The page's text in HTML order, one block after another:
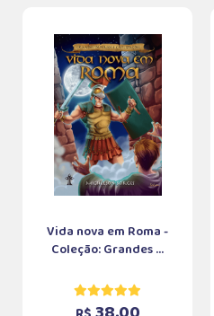
Vida nova em Roma -
Coleção: Grandes ...